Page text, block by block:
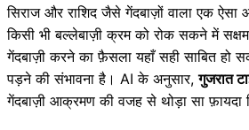
सिराज और राशिद जैसे गेंदबाज़ों वाला एक ऐसा
किसी भी बल्लेबाज़ी क्रम को रोक सकने में
गेंदबाज़ी करने का फ़ैसला यहाँ सही साबित हो
पड़ने की संभावना है। AI के अनुसार,गुजरात
गेंदबाज़ी आक्रमण की वजह से थोड़ा सा फ़ायदा